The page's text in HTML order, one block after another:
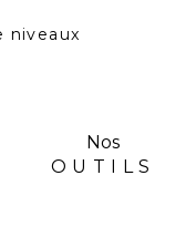
niveaux
Nos
OUTILS